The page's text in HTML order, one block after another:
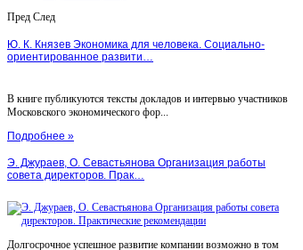
Пред След
Ю. К. Князев Экономика для человека. Социально-
ориентированное развити…
В книге публикуются тексты докладов и интервью участников
Московского экономического фор...
Подробнее »
Э. Джураев, О. Севастьянова Организация работы
совета директоров. Прак…
Долгосрочное успешное развитие компании возможно в том